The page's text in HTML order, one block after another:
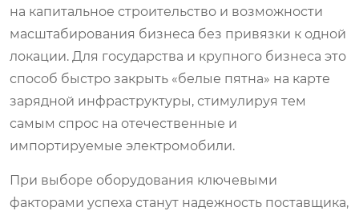
на капитальное строительство и возможности
масштабирования бизнеса без привязки к одной
локации. Для государства и крупного бизнеса это
способ быстро закрыть «белые пятна» на карте
зарядной инфраструктуры, стимулируя тем
самым спрос на отечественные и
импортируемые электромобили.
При выборе оборудования ключевыми
факторами успеха станут надежность поставщика,